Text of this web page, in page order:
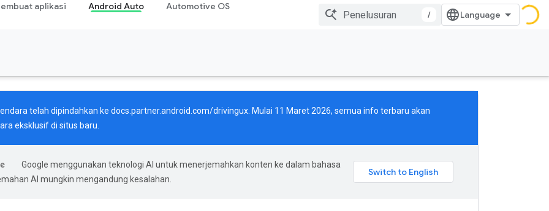
aplikasi Android Auto Automotive OS
/
telah dipindahkan ke docs.partner.android.com/drivingux . Mulai 11 Maret 2026, semua info terbaru akan
eksklusif di situs baru.
Google menggunakan teknologi AI untuk menerjemahkan konten ke dalam bahasa
AI mungkin mengandung kesalahan.